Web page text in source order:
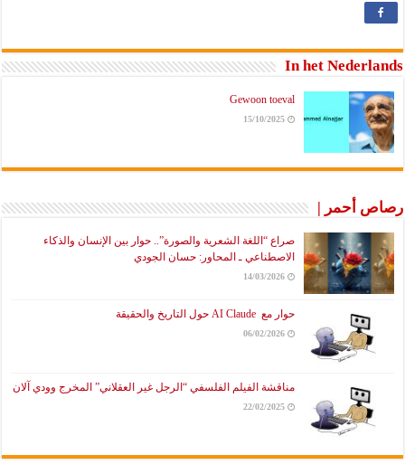
In het Nederlands
Gewoon toeval
15/10/2025
رصاص أحمر |
صراع “اللغة الشعرية والصورة”.. حوار بين الإنسان والذكاء
الاصطناعي ـ المحاور: حسان الجودي
14/03/2026
حوار مع AI Claude حول التاريخ والحقيقة
06/02/2026
مناقشة الفيلم الفلسفي “الرجل غير العقلاني” المخرج وودي آلان
22/02/2025